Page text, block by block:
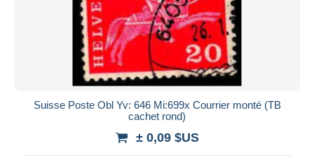
Suisse Poste Obl Yv: 646 Mi:699x Courrier monté (TB
cachet rond)
± 0,09 $US